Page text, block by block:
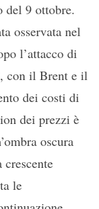
9 ottobre.
osservata nel
l’attacco di
con il Brent e il
dei costi di
dei prezzi è
oscura
le